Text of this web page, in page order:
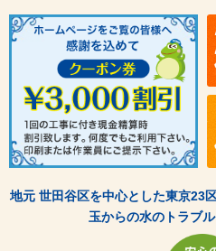
地元 世田谷区を中心とした東京23
玉からの水のトラブ